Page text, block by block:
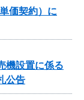
価契約）に
機設置に係る
公告